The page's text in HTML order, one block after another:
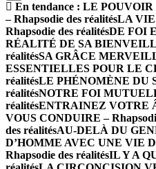
En tendance : LE POUVOIR
– Rhapsodie des réalitésLA VIE
Rhapsodie des réalitésDE FOI
RÉALITÉ DE SA
réalitésSA GRÂCE
ESSENTIELLES POUR LE
réalitésLE PHÉNOMÈNE DU
réalitésNOTRE FOI
réalitésENTRAINEZ VOTRE
VOUS CONDUIRE –
des réalitésAU-DELÀ DU
D’HOMME AVEC UNE VIE
Rhapsodie des réalitésIL Y A